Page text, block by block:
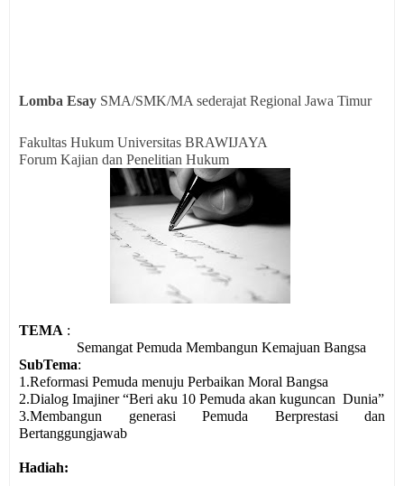
Lomba Esay SMA/SMK/MA sederajat Regional Jawa Timur
Fakultas Hukum Universitas BRAWIJAYA
Forum Kajian dan Penelitian Hukum
TEMA :
Semangat Pemuda Membangun Kemajuan Bangsa
SubTema:
1.Reformasi Pemuda menuju Perbaikan Moral Bangsa
2.Dialog Imajiner “Beri aku 10 Pemuda akan kuguncan Dunia”
3.Membangun generasi Pemuda Berprestasi dan
Bertanggungjawab
Hadiah: